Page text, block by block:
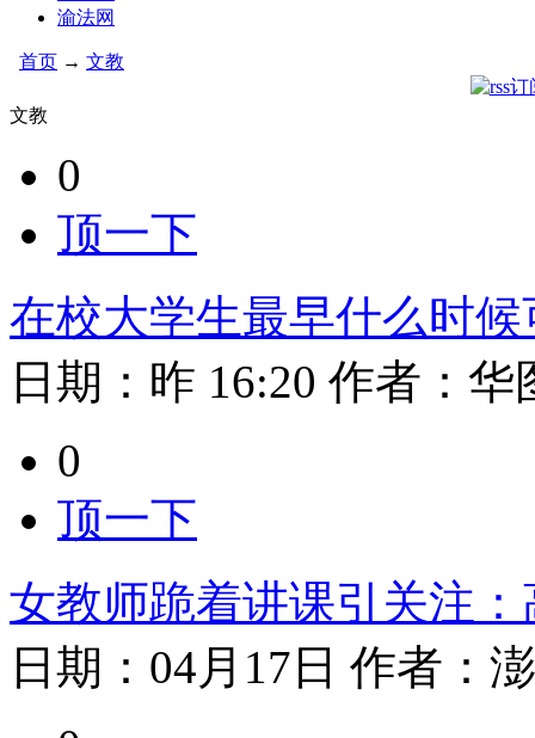
渝法网
首页 → 文教
文教
0
顶一下
在校大学生最早什么时
日期： 昨 16:20 作者： 华
0
顶一下
女教师跪着讲课引关注
日期： 04月17日 作者：